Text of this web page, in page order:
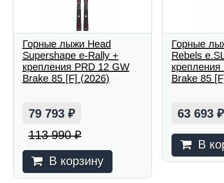
Горные лыжи Head
Supershape e-Rally +
крепления PRD 12 GW
Brake 85 [F] (2026)
79 793 ₽
113 990₽
В корзину
Горные
Rebels
Brake 85
63 693₽
В